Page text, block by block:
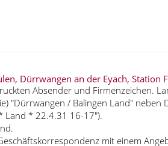
Dürrwangen an der Eyach, Station
Absender und Firmenzeichen.
"Dürrwangen / Balingen Land"
Land * 22.4.31 16-17").
mit einem